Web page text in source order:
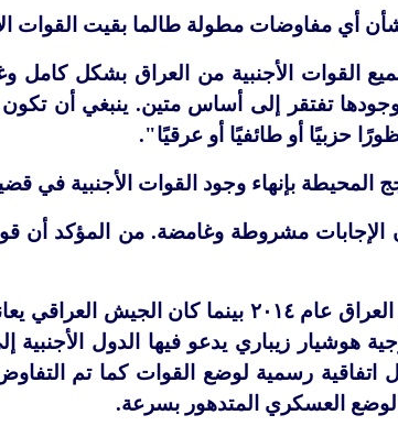
أي مفاوضات مطولة طالما بقيت القوات
القوات الأجنبية من العراق بشكل كامل
تفتقر إلى أساس متين. ينبغي أن
حزبيًا أو طائفيًا أو عرقيًا".
بإنهاء وجود القوات الأجنبية في
الإجابات مشروطة وغامضة. من المؤكد أن
عام٢٠١٤ بينما كان الجيش العراقي
هوشيار زيباري يدعو فيها الدول
اتفاقية رسمية لوضع القوات كما تم
العسكري المتدهور بسرعة.